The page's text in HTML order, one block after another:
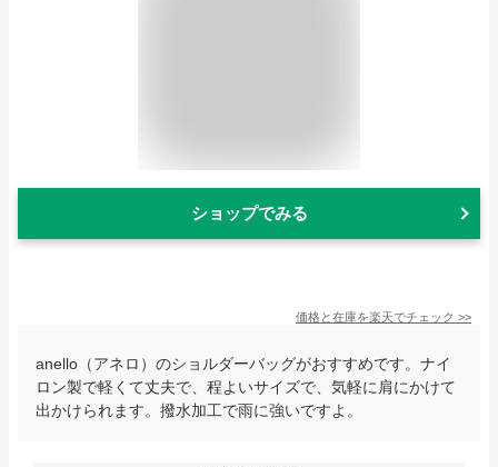
ショップでみる
価格と在庫を楽天でチェック >>
anello（アネロ）のショルダーバッグがおすすめです。ナイ
ロン製で軽くて丈夫で、程よいサイズで、気軽に肩にかけて
出かけられます。撥水加工で雨に強いですよ。